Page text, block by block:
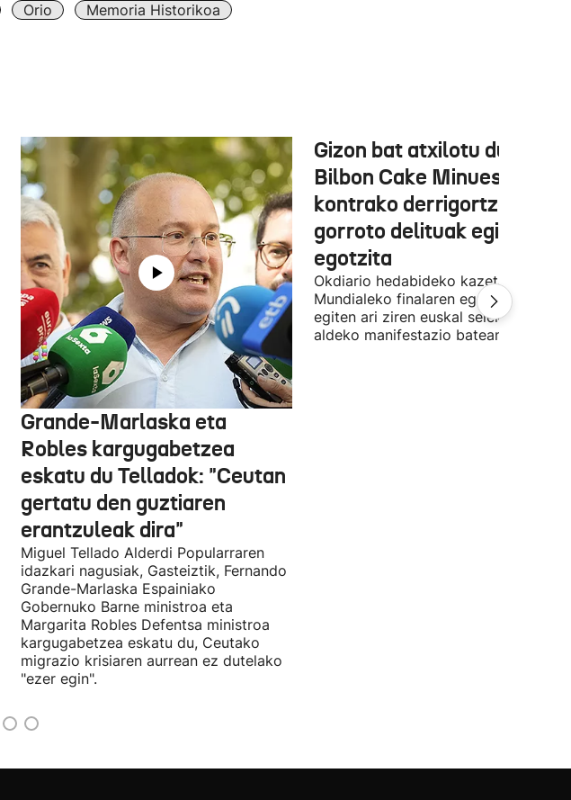
Orio
Memoria Historikoa
Grande-Marlaska eta
Robles kargugabetzea
eskatu du Telladok: "Ceutan
gertatu den guztiaren
erantzuleak dira"
Miguel Tellado Alderdi Popularraren
idazkari nagusiak, Gasteiztik, Fernando
Grande-Marlaska Espainiako
Gobernuko Barne ministroa eta
Margarita Robles Defentsa ministroa
kargugabetzea eskatu du, Ceutako
migrazio krisiaren aurrean ez dutelako
"ezer egin".
Gizon bat atxilotu dute,
Bilbon Cake Minuesaren
kontrako derrigortze eta
gorroto delituak egitea
egotzita
Okdiario hedabideko kazetaria
Mundialeko finalaren egunean Bilbon
egiten ari ziren euskal selekzioaren
aldeko manifestazio batean zegoen.